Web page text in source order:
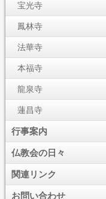
宝光寺
鳳林寺
法華寺
本福寺
龍泉寺
蓮昌寺
行事案内
仏教会の日々
関連リンク
お問い合わせ